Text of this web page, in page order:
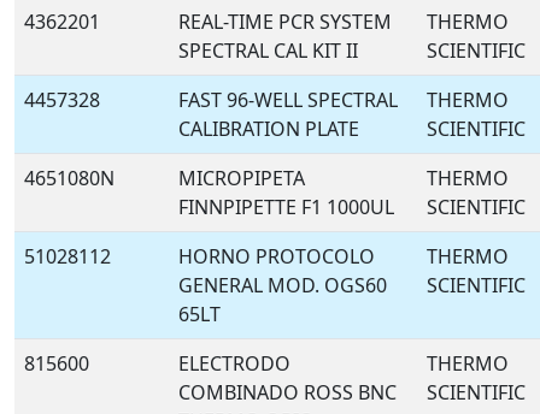
4362201
REAL-TIME PCR SYSTEM
SPECTRAL CAL KIT II
THERMO
SCIENTIFIC
4457328
FAST 96-WELL SPECTRAL
CALIBRATION PLATE
THERMO
SCIENTIFIC
4651080N
MICROPIPETA
FINNPIPETTE F1 1000UL
THERMO
SCIENTIFIC
51028112
HORNO PROTOCOLO
GENERAL MOD. OGS60
65LT
THERMO
SCIENTIFIC
815600
ELECTRODO
COMBINADO ROSS BNC
THERMO
SCIENTIFIC